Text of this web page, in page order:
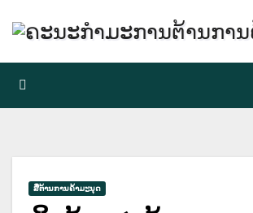
content
ສື່ຕ້ານການຄ້າມະນຸດ